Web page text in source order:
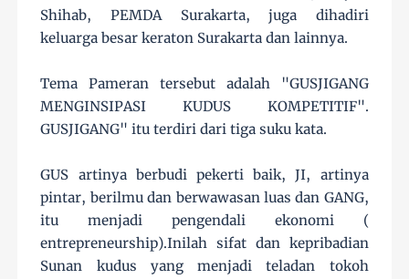
Shihab, PEMDA Surakarta, juga dihadiri
keluarga besar keraton Surakarta dan lainnya.
Tema Pameran tersebut adalah "GUSJIGANG
MENGINSIPASI KUDUS KOMPETITIF".
GUSJIGANG" itu terdiri dari tiga suku kata.
GUS artinya berbudi pekerti baik, JI, artinya
pintar, berilmu dan berwawasan luas dan GANG,
itu menjadi pengendali ekonomi (
entrepreneurship).Inilah sifat dan kepribadian
Sunan kudus yang menjadi teladan tokoh